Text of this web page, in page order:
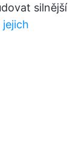
silnější